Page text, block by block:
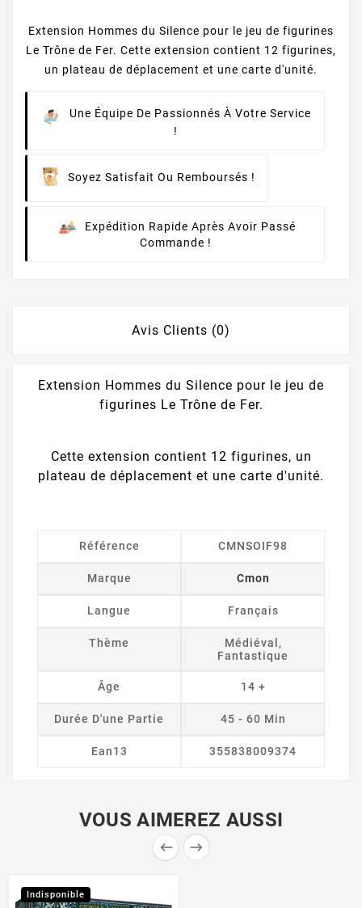
Extension Hommes du Silence pour le jeu de figurines
Le Trône de Fer. Cette extension contient 12 figurines,
un plateau de déplacement et une carte d'unité.
Une Équipe De Passionnés À Votre Service
!
Soyez Satisfait Ou Remboursés !
Expédition Rapide Après Avoir Passé
Commande !
Avis Clients (0)
Extension Hommes du Silence pour le jeu de
figurines Le Trône de Fer.
Cette extension contient 12 figurines, un
plateau de déplacement et une carte d'unité.
Référence CMNSOIF98
Marque Cmon
Langue Français
Thème
Médiéval,
Fantastique
Âge 14 +
Durée D'une Partie 45 - 60 Min
Ean13 355838009374
VOUS AIMEREZ AUSSI
 
Indisponible